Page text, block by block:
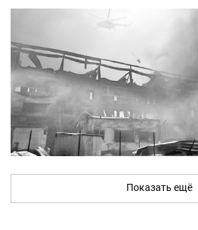
Показать ещё